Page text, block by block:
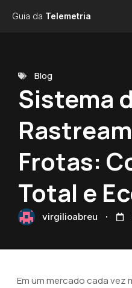
Guia da Telemetria
Blog
Sistema
Frotas:
Total e
virgilioabreu
Em um mercado cada